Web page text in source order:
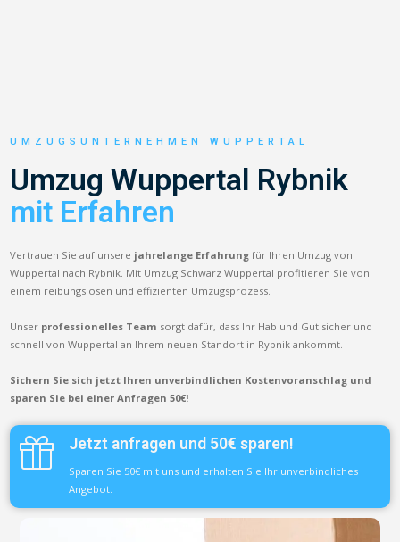
UMZUGSUNTERNEHMEN WUPPERTAL
Umzug Wuppertal Rybnik
mit Erfahren
Vertrauen Sie auf unsere jahrelange Erfahrung für Ihren Umzug von
Wuppertal nach Rybnik. Mit Umzug Schwarz Wuppertal profitieren Sie von
einem reibungslosen und effizienten Umzugsprozess.
Unser professionelles Team sorgt dafür, dass Ihr Hab und Gut sicher und
schnell von Wuppertal an Ihrem neuen Standort in Rybnik ankommt.
Sichern Sie sich jetzt Ihren unverbindlichen Kostenvoranschlag und
sparen Sie bei einer Anfragen 50€!
Jetzt anfragen und 50€ sparen!
Sparen Sie 50€ mit uns und erhalten Sie Ihr unverbindliches
Angebot.